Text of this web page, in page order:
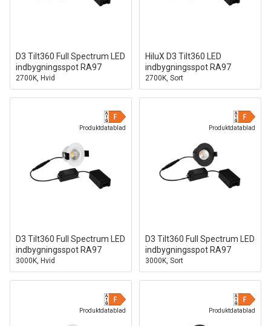
D3 Tilt360 Full Spectrum LED
indbygningsspot RA97
2700K, Hvid
HiluX D3 Tilt360 LED
indbygningsspot RA97
2700K, Sort
Produktdatablad
D3 Tilt360 Full Spectrum LED
indbygningsspot RA97
3000K, Hvid
Produktdatablad
D3 Tilt360 Full Spectrum LED
indbygningsspot RA97
3000K, Sort
Produktdatablad Produktdatablad